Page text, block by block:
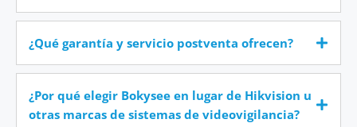
¿Qué garantía y servicio postventa ofrecen?
¿Por qué elegir Bokysee en lugar de Hikvision u
otras marcas de sistemas de videovigilancia?